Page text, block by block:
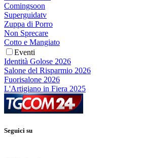
Comingsoon
Superguidatv
Zuppa di Porro
Non Sprecare
Cotto e Mangiato
Eventi
Identità Golose 2026
Salone del Risparmio 2026
Fuorisalone 2026
L'Artigiano in Fiera 2025
Seguici su